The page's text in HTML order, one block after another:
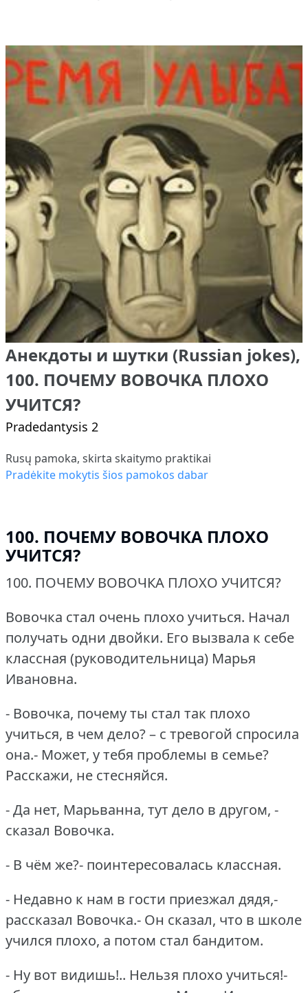
Анекдоты и шутки (Russian jokes),
100. ПОЧЕМУ ВОВОЧКА ПЛОХО
УЧИТСЯ?
Pradedantysis 2
Rusų pamoka, skirta skaitymo praktikai
Pradėkite mokytis šios pamokos dabar
100. ПОЧЕМУ ВОВОЧКА ПЛОХО
УЧИТСЯ?
100. ПОЧЕМУ ВОВОЧКА ПЛОХО УЧИТСЯ?
Вовочка стал очень плохо учиться. Начал
получать одни двойки. Его вызвала к себе
классная (руководительница) Марья
Ивановна.
- Вовочка, почему ты стал так плохо
учиться, в чем дело?– с тревогой спросила
она.- Может, у тебя проблемы в семье?
Расскажи, не стесняйся.
- Да нет, Марьванна, тут дело в другом, -
сказал Вовочка.
- В чём же?- поинтересовалась классная.
- Недавно к нам в гости приезжал дядя,-
рассказал Вовочка.- Он сказал, что в школе
учился плохо, а потом стал бандитом.
- Ну вот видишь!.. Нельзя плохо учиться!-